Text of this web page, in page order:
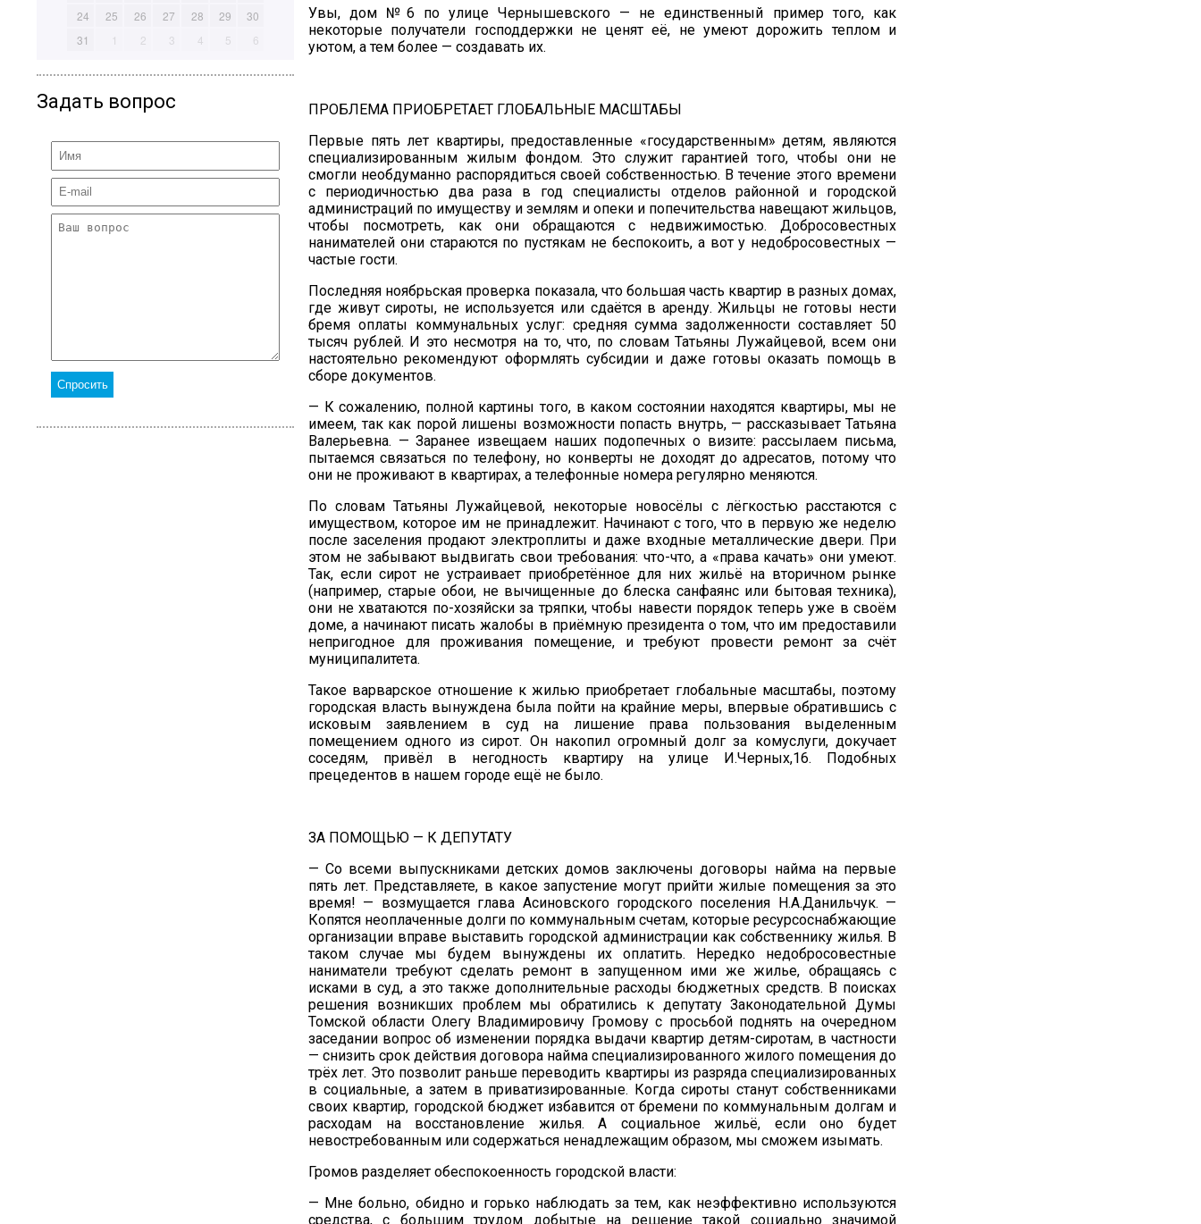
24
25 26 27 28 29
30
31
1 2 3 4 5 6
Задать вопрос
Увы, дом №6 по улице Чернышевского — не единственный пример того, как
некоторые получатели господдержки не ценят её, не умеют дорожить теплом и
уютом, а тем более — создавать их.
ПРОБЛЕМА ПРИОБРЕТАЕТ ГЛОБАЛЬНЫЕ МАСШТАБЫ
Первые пять лет квартиры, предоставленные «государственным» детям, являются
специализированным жилым фондом. Это служит гарантией того, чтобы они не
смогли необдуманно распорядиться своей собственностью. В течение этого времени
с периодичностью два раза в год специалисты отделов районной и городской
администраций по имуществу и землям и опеки и попечительства навещают жильцов,
чтобы посмотреть, как они обращаются с недвижимостью. Добросовестных
нанимателей они стараются по пустякам не беспокоить, а вот у недобросовестных —
частые гости.
Последняя ноябрьская проверка показала, что большая часть квартир в разных домах,
где живут сироты, не используется или сдаётся в аренду. Жильцы не готовы нести
бремя оплаты коммунальных услуг: средняя сумма задолженности составляет 50
тысяч рублей. И это несмотря на то, что, по словам Татьяны Лужайцевой, всем они
настоятельно рекомендуют оформлять субсидии и даже готовы оказать помощь в
сборе документов.
— К сожалению, полной картины того, в каком состоянии находятся квартиры, мы не
имеем, так как порой лишены возможности попасть внутрь, — рассказывает Татьяна
Валерьевна. — Заранее извещаем наших подопечных о визите: рассылаем письма,
пытаемся связаться по телефону, но конверты не доходят до адресатов, потому что
они не проживают в квартирах, а телефонные номера регулярно меняются.
По словам Татьяны Лужайцевой, некоторые новосёлы с лёгкостью расстаются с
имуществом, которое им не принадлежит. Начинают с того, что в первую же неделю
после заселения продают электроплиты и даже входные металлические двери. При
этом не забывают выдвигать свои требования: что-что, а «права качать» они умеют.
Так, если сирот не устраивает приобретённое для них жильё на вторичном рынке
(например, старые обои, не вычищенные до блеска санфаянс или бытовая техника),
они не хватаются по-хозяйски за тряпки, чтобы навести порядок теперь уже в своём
доме, а начинают писать жалобы в приёмную президента о том, что им предоставили
непригодное для проживания помещение, и требуют провести ремонт за счёт
муниципалитета.
Такое варварское отношение к жилью приобретает глобальные масштабы, поэтому
городская власть вынуждена была пойти на крайние меры, впервые обратившись с
исковым заявлением в суд на лишение права пользования выделенным
помещением одного из сирот. Он накопил огромный долг за комуслуги, докучает
соседям, привёл в негодность квартиру на улице И.Черных,16. Подобных
прецедентов в нашем городе ещё не было.
ЗА ПОМОЩЬЮ — К ДЕПУТАТУ
— Со всеми выпускниками детских домов заключены договоры найма на первые
пять лет. Представляете, в какое запустение могут прийти жилые помещения за это
время! — возмущается глава Асиновского городского поселения Н.А.Данильчук. —
Копятся неоплаченные долги по коммунальным счетам, которые ресурсоснабжающие
организации вправе выставить городской администрации как собственнику жилья. В
таком случае мы будем вынуждены их оплатить. Нередко недобросовестные
наниматели требуют сделать ремонт в запущенном ими же жилье, обращаясь с
исками в суд, а это также дополнительные расходы бюджетных средств. В поисках
решения возникших проблем мы обратились к депутату Законодательной Думы
Томской области Олегу Владимировичу Громову с просьбой поднять на очередном
заседании вопрос об изменении порядка выдачи квартир детям-сиротам, в частности
— снизить срок действия договора найма специализированного жилого помещения до
трёх лет. Это позволит раньше переводить квартиры из разряда специализированных
в социальные, а затем в приватизированные. Когда сироты станут собственниками
своих квартир, городской бюджет избавится от бремени по коммунальным долгам и
расходам на восстановление жилья. А социальное жильё, если оно будет
невостребованным или содержаться ненадлежащим образом, мы сможем изымать.
Громов разделяет обеспокоенность городской власти:
— Мне больно, обидно и горько наблюдать за тем, как неэффективно используются
средства, с большим трудом добытые на решение такой социально значимой